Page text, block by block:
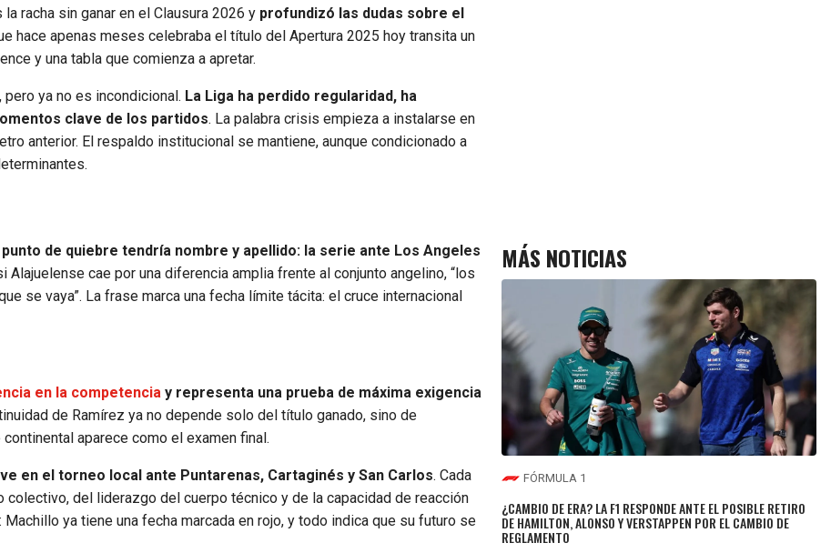
racha sin ganar en el Clausura 2026 y profundizó las dudas sobre el
hace apenas meses celebraba el título del Apertura 2025 hoy transita un
y una tabla que comienza a apretar.
ya no es incondicional. La Liga ha perdido regularidad, ha
clave de los partidos. La palabra crisis empieza a instalarse en
anterior. El respaldo institucional se mantiene, aunque condicionado a
de quiebre tendría nombre y apellido: la serie ante Los Angeles
Alajuelense cae por una diferencia amplia frente al conjunto angelino, “los
se vaya”. La frase marca una fecha límite tácita: el cruce internacional
en la competencia y representa una prueba de máxima exigencia
de Ramírez ya no depende solo del título ganado, sino de
aparece como el examen final.
en el torneo local ante Puntarenas, Cartaginés y San Carlos. Cada
del liderazgo del cuerpo técnico y de la capacidad de reacción
ya tiene una fecha marcada en rojo, y todo indica que su futuro se
MÁS NOTICIAS
FÓRMULA 1
¿CAMBIO DE ERA? LA F1 RESPONDE ANTE EL POSIBLE RETIRO
DE HAMILTON, ALONSO Y VERSTAPPEN POR EL CAMBIO DE
REGLAMENTO